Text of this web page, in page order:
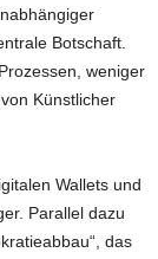
Botschaft.
weniger
Künstlicher
Wallets und
Parallel dazu
das